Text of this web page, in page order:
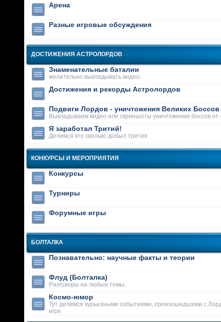
Арена
Разные игровые обсуждения
ДОСТИЖЕНИЯ АСТРОЛОРДОВ
Знаменательные баталии
желательно выкладывать видео.
Достижения и рекорды Астролордов
Подвиги Лордов - уничтожения Великих Боссов
Выкладываем видео или скриншоты уничтожения боссов от
Я заработал Тритий!
Делимся кто сколько добыл трития
КОНКУРСЫ И МЕРОПРИЯТИЯ
Конкурсы
Турниры
Форумные игры
БОЛТАЛКА
Познавательно: научные факты и теории
Флуд (Болталка)
Разговоры на любые темы.
Космо-юмор
Тут делимся курьезными событиями, произошедшими с
игре